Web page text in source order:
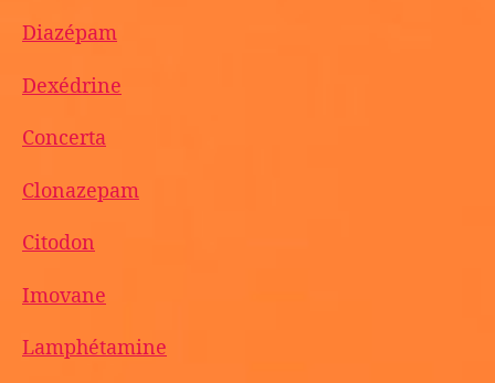
Diazépam
Dexédrine
Concerta
Clonazepam
Citodon
Imovane
Lamphétamine